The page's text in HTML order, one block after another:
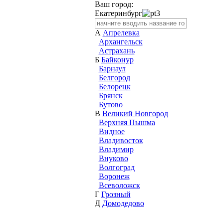
Ваш город:
Екатеринбург
А Апрелевка
Архангельск
Астрахань
Б Байконур
Барнаул
Белгород
Белорецк
Брянск
Бутово
В Великий Новгород
Верхняя Пышма
Видное
Владивосток
Владимир
Внуково
Волгоград
Воронеж
Всеволожск
Г Грозный
Д Домодедово